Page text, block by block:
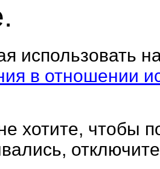
использовать
в отношении
хотите, чтобы